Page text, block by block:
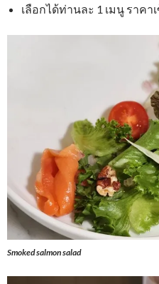
เลือกได้ท่านละ 1 เมนู ราคา
Smoked salmon salad